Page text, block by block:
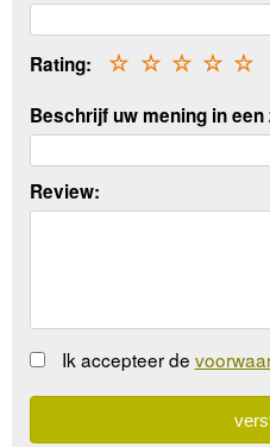
Rating: ☆
☆
☆
☆
☆
Beschrijf uw mening in een
Review:
Ik accepteer de